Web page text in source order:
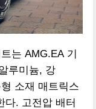
는 AMG.EA 기
루미늄, 강
소재 매트릭스
다. 고전압 배터